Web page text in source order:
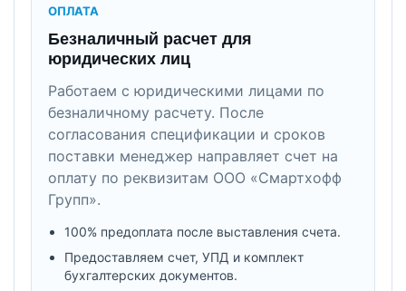
ОПЛАТА
Безналичный расчет для
юридических лиц
Работаем с юридическими лицами по
безналичному расчету. После
согласования спецификации и сроков
поставки менеджер направляет счет на
оплату по реквизитам ООО «Смартхофф
Групп».
100% предоплата после выставления счета.
Предоставляем счет, УПД и комплект
бухгалтерских документов.